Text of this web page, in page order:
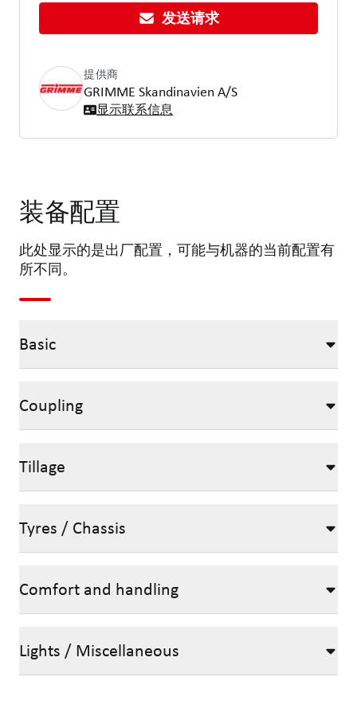
发送请求
提供商
GRIMME Skandinavien A/S
显示联系信息
装备配置
此处显示的是出厂配置，可能与机器的当前配置有
所不同。
Basic
Coupling
Tillage
Tyres / Chassis
Comfort and handling
Lights / Miscellaneous